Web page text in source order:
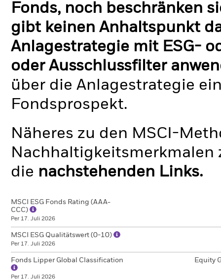
Fonds, noch beschränken
gibt keinen Anhaltspunkt
Anlagestrategie mit ESG-
oder Ausschlussfilter
über die Anlagestrategie
Fondsprospekt.
Näheres zu den MSCI-
Nachhaltigkeitsmerkmalen
die nachstehenden Links.
MSCI ESG Fonds Rating (AAA-
CCC)
Per 17. Juli 2026
MSCI ESG Qualitätswert (0-10)
Per 17. Juli 2026
Fonds Lipper Global Classification
Per 17. Juli 2026
Equity